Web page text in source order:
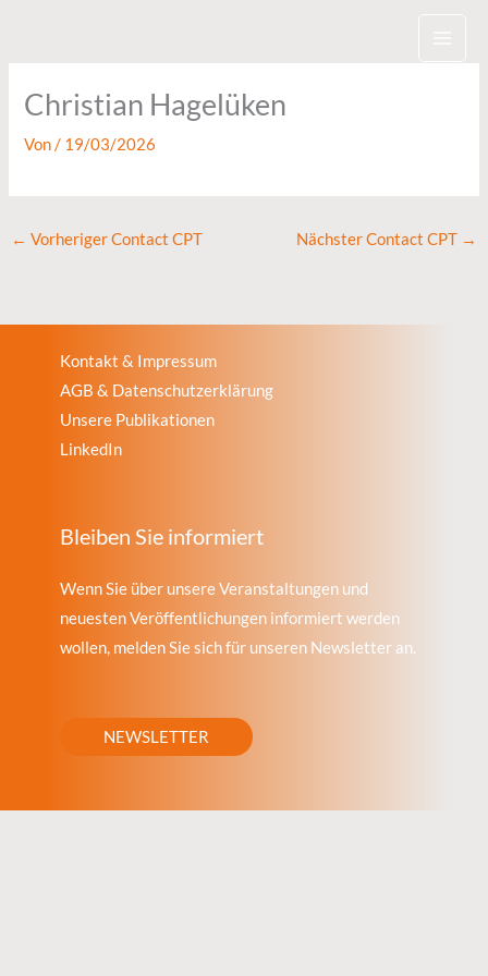
Christian Hagelüken
Von/ 19/03/2026
← Vorheriger Contact CPT Nächster Contact CPT →
Kontakt & Impressum
AGB & Datenschutzerklärung
Unsere Publikationen
LinkedIn
Bleiben Sie informiert
Wenn Sie über unsere Veranstaltungen und
neuesten Veröffentlichungen informiert werden
wollen, melden Sie sich für unseren Newsletter an.
NEWSLETTER